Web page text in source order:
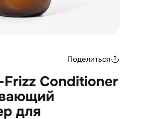
Поделиться
Conditioner
для